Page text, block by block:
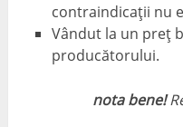
contraindicații nu
Vândut la un preț
producătorului.
nota bene!